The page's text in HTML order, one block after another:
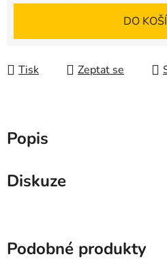
DO
Tisk Zeptat se
Popis
Diskuze
Podobné produkty